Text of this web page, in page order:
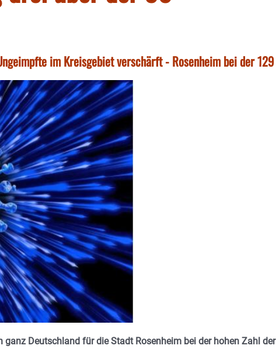
im Kreisgebiet verschärft - Rosenheim bei der 129
Deutschland für die Stadt Rosenheim bei der hohen Zahl der